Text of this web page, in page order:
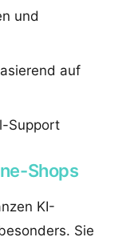
und
auf
Support
Shops
KI-
Sie